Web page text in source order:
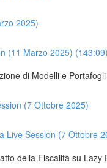
2025)
(11 Marzo 2025) (143:09)
di Modelli e
(7 Ottobre 2025)
Live Session (7 Ottobre
della Fiscalità su